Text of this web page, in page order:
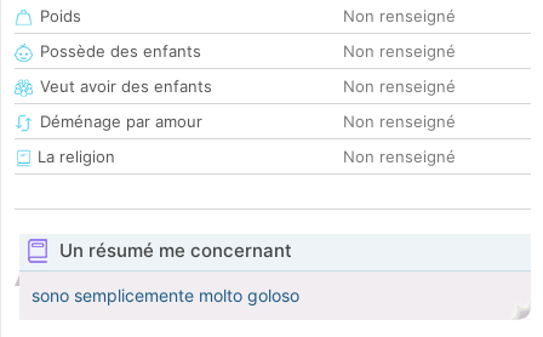
Poids
Non renseigné
Possède des enfants
Non renseigné
Veut avoir des enfants
Non renseigné
Déménage par amour
Non renseigné
La religion
Non renseigné
Un résumé me concernant
sono semplicemente molto goloso